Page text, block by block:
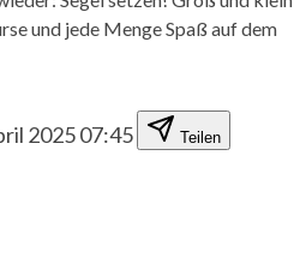
und jede Menge Spaß auf dem
2025 07:45 Teilen